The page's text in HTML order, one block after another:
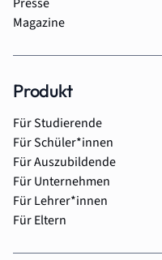
Magazine
Produkt
Für Studierende
Für Schüler*innen
Für Auszubildende
Für Unternehmen
Für Lehrer*innen
Für Eltern